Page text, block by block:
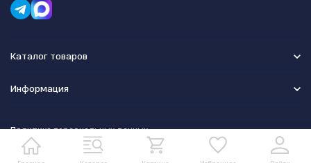
Каталог товаров
Информация
Политика персональных данных